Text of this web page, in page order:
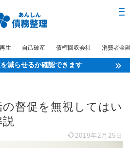
生 自己破産 債権回収会社 消費者金
減らせるか確認できます
督促を無視してはい
2019年2月25日